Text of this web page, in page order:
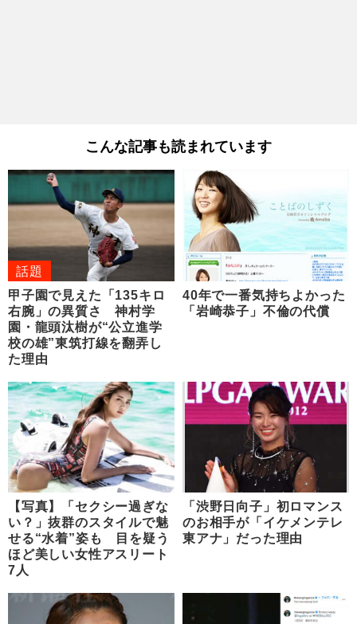
こんな記事も読まれています
話題
甲子園で見えた「135キロ
右腕」の異質さ 神村学
園・龍頭汰樹が“公立進学
校の雄”東筑打線を翻弄し
た理由
40年で一番気持ちよかった
「岩崎恭子」不倫の代償
【写真】「セクシー過ぎな
い？」抜群のスタイルで魅
せる“水着”姿も 目を疑う
ほど美しい女性アスリート
7人
「渋野日向子」初ロマンス
のお相手が「イケメンテレ
東アナ」だった理由